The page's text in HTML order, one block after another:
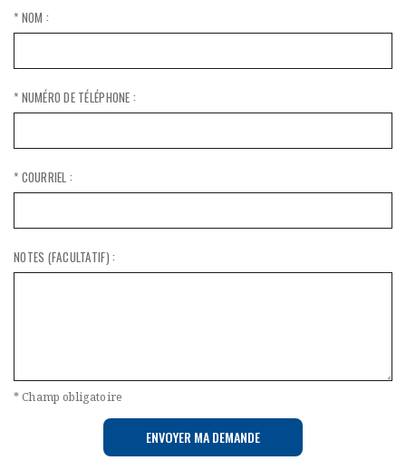
* NOM :
* NUMÉRO DE TÉLÉPHONE :
* COURRIEL :
NOTES (FACULTATIF) :
* Champ obligatoire
ENVOYER MA DEMANDE